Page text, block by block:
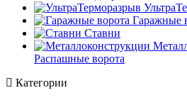
Гаражные
Ставни
Распашные ворота
Категории